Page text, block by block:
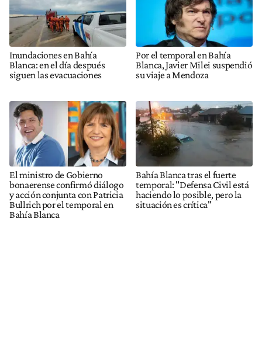
Inundaciones en Bahía
Blanca: en el día después
siguen las evacuaciones
Por el temporal en Bahía
Blanca, Javier Milei suspendió
su viaje a Mendoza
El ministro de Gobierno
bonaerense confirmó diálogo
y acción conjunta con Patricia
Bullrich por el temporal en
Bahía Blanca
Bahía Blanca tras el fuerte
temporal: "Defensa Civil está
haciendo lo posible, pero la
situación es crítica"